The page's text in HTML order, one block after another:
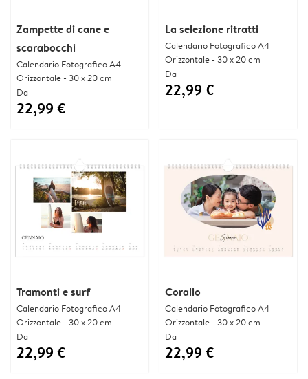
Zampette di cane e
scarabocchi
Calendario Fotografico A4
Orizzontale - 30 x 20 cm
Da
22,99 €
La selezione ritratti
Calendario Fotografico A4
Orizzontale - 30 x 20 cm
Da
22,99 €
Tramonti e surf
Calendario Fotografico A4
Orizzontale - 30 x 20 cm
Da
22,99 €
Corallo
Calendario Fotografico A4
Orizzontale - 30 x 20 cm
Da
22,99 €